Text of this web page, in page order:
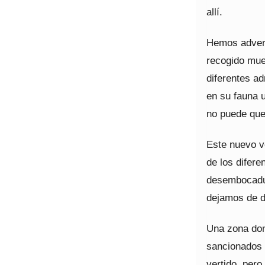
allí.
Hemos
recogido
diferentes
en su fauna
no puede
Este nuevo
de los
dejamos de
Una zona